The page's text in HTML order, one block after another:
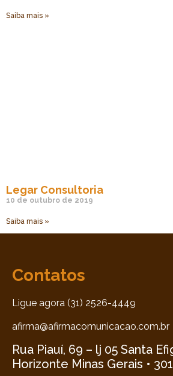
Saiba mais »
Legar Consultoria
10 de outubro de 2019
Saiba mais »
Contatos
Ligue agora (31) 2526-4449
afirma@afirmacomunicacao.com.br
Rua Piauí, 69 – lj 05 Santa
Horizonte Minas Gerais •